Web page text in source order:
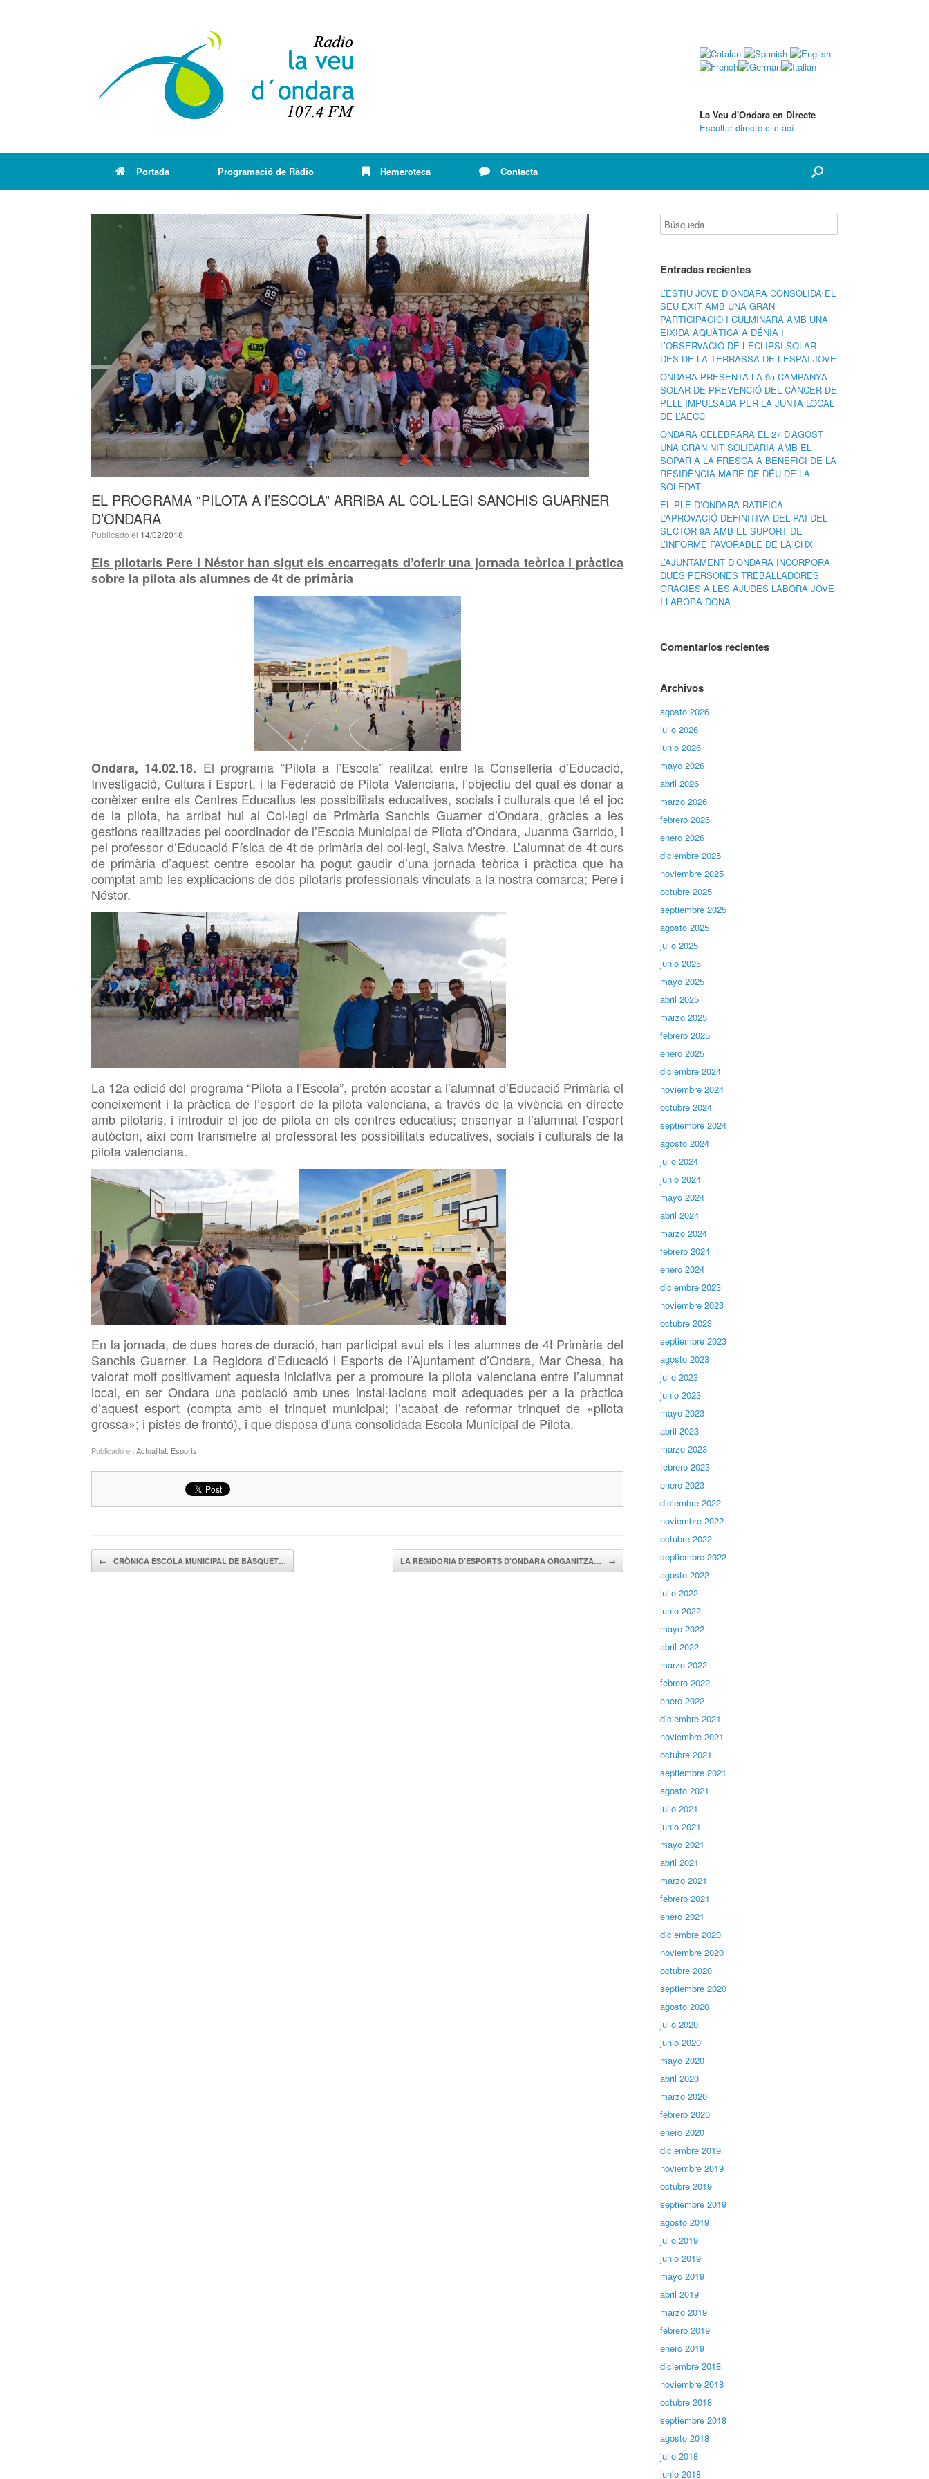
La Veu d'Ondara en Directe
Escoltar directe clic ací
Portada Programació de Ràdio Hemeroteca Contacta
EL PROGRAMA “PILOTA A l’ESCOLA” ARRIBA AL COL·LEGI SANCHIS GUARNER
D’ONDARA
Publicado el 14/02/2018
Els pilotaris Pere i Néstor han sigut els encarregats d’oferir una jornada teòrica i pràctica
sobre la pilotaals alumnes de 4t de primària
Ondara, 14.02.18. El programa “Pilota a l’Escola” realitzat entre la Conselleria d’Educació,
Investigació, Cultura i Esport, i la Federació de Pilota Valenciana, l’objectiu del qual és donar a
conèixer entre els Centres Educatius les possibilitats educatives, socials i culturals que té el joc
de la pilota, ha arribat hui al Col·legi de Primària Sanchis Guarner d’Ondara,gràcies a les
gestions realitzades pel coordinador de l’Escola Municipal de Pilota d’Ondara, Juanma Garrido, i
pel professor d’Educació Física de 4t de primària del col·legi, Salva Mestre. L’alumnat de 4t curs
de primària d’aquest centre escolar ha pogut gaudir d’una jornada teòrica i pràctica que ha
comptat amb les explicacions de dos pilotaris professionals vinculats a la nostra comarca; Pere i
Néstor.
La 12a edició del programa “Pilota a l’Escola”, pretén acostar a l’alumnat d’Educació Primària el
coneixement i la pràctica de l’esport de la pilota valenciana, a través de la vivència en directe
amb pilotaris, i introduir el joc de pilota en els centres educatius; ensenyar a l’alumnat l’esport
autòcton, així com transmetre al professorat les possibilitats educatives, socials i culturals de la
pilota valenciana.
En la jornada, de dues hores de duració, han participat avui els i les alumnes de 4t Primària del
Sanchis Guarner. La Regidora d’Educació i Esports de l’Ajuntament d’Ondara, Mar Chesa, ha
valorat molt positivament aquesta iniciativa per a promoure la pilota valenciana entre l’alumnat
local, en ser Ondara una població amb unes instal·lacions molt adequades per a la pràctica
d’aquest esport (compta amb el trinquet municipal; l’acabat de reformar trinquet de «pilota
grossa»; i pistes de frontó), i que disposa d’una consolidada Escola Municipal de Pilota.
Publicado enActualitat Esports
Navegador de artículos
← CRÒNICA ESCOLA MUNICIPAL DE BÀSQUET… LA REGIDORIA D’ESPORTS D’ONDARA ORGANITZA… →
Entradas recientes
L’ESTIU JOVE D’ONDARA CONSOLIDA EL
SEU ÈXIT AMB UNA GRAN
PARTICIPACIÓ I CULMINARÀ AMB UNA
EIXIDA AQUÀTICA A DÉNIA I
L’OBSERVACIÓ DE L’ECLIPSI SOLAR
DES DE LA TERRASSA DE L’ESPAI JOVE
ONDARA PRESENTA LA 9a CAMPANYA
SOLAR DE PREVENCIÓ DEL CÀNCER DE
PELL IMPULSADA PER LA JUNTA LOCAL
DE L’AECC
ONDARA CELEBRARÀ EL 27 D’AGOST
UNA GRAN NIT SOLIDÀRIA AMB EL
SOPAR A LA FRESCA A BENEFICI DE LA
RESIDÈNCIA MARE DE DÉU DE LA
SOLEDAT
EL PLE D’ONDARA RATIFICA
L’APROVACIÓ DEFINITIVA DEL PAI DEL
SECTOR 9A AMB EL SUPORT DE
L’INFORME FAVORABLE DE LA CHX
L’AJUNTAMENT D’ONDARA INCORPORA
DUES PERSONES TREBALLADORES
GRÀCIES A LES AJUDES LABORA JOVE
I LABORA DONA
Comentarios recientes
Archivos
agosto 2026
julio 2026
junio 2026
mayo 2026
abril 2026
marzo 2026
febrero 2026
enero 2026
diciembre 2025
noviembre 2025
octubre 2025
septiembre 2025
agosto 2025
julio 2025
junio 2025
mayo 2025
abril 2025
marzo 2025
febrero 2025
enero 2025
diciembre 2024
noviembre 2024
octubre 2024
septiembre 2024
agosto 2024
julio 2024
junio 2024
mayo 2024
abril 2024
marzo 2024
febrero 2024
enero 2024
diciembre 2023
noviembre 2023
octubre 2023
septiembre 2023
agosto 2023
julio 2023
junio 2023
mayo 2023
abril 2023
marzo 2023
febrero 2023
enero 2023
diciembre 2022
noviembre 2022
octubre 2022
septiembre 2022
agosto 2022
julio 2022
junio 2022
mayo 2022
abril 2022
marzo 2022
febrero 2022
enero 2022
diciembre 2021
noviembre 2021
octubre 2021
septiembre 2021
agosto 2021
julio 2021
junio 2021
mayo 2021
abril 2021
marzo 2021
febrero 2021
enero 2021
diciembre 2020
noviembre 2020
octubre 2020
septiembre 2020
agosto 2020
julio 2020
junio 2020
mayo 2020
abril 2020
marzo 2020
febrero 2020
enero 2020
diciembre 2019
noviembre 2019
octubre 2019
septiembre 2019
agosto 2019
julio 2019
junio 2019
mayo 2019
abril 2019
marzo 2019
febrero 2019
enero 2019
diciembre 2018
noviembre 2018
octubre 2018
septiembre 2018
agosto 2018
julio 2018
junio 2018